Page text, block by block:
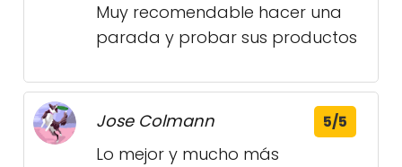
Muy recomendable hacer una
parada y probar sus productos
Jose Colmann 5/5
Lo mejor y mucho más